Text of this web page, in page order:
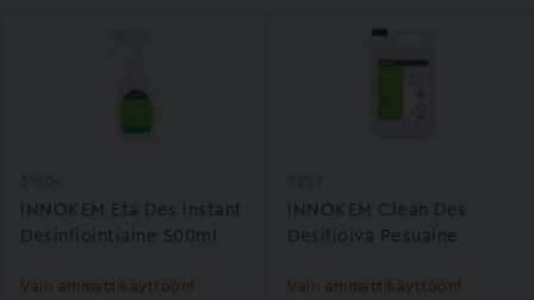
INNOKEM Eta Des Instant
Desinfiointiaine 500ml
Vain ammattikäyttöön!
INNOKEM Clean Des
Desifioiva Pesuaine
Vain ammattikäyttöön!